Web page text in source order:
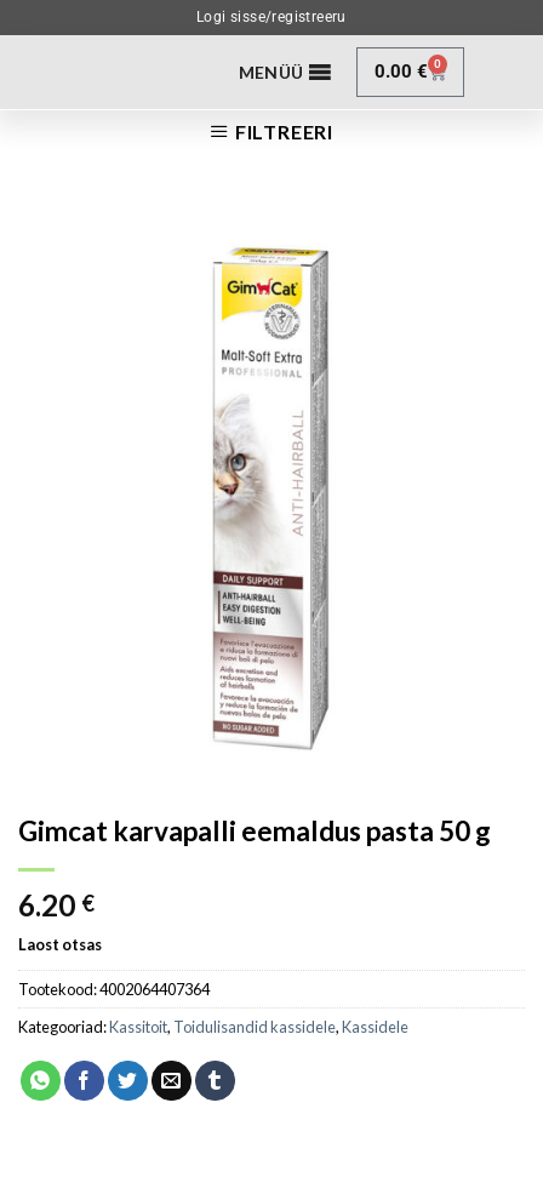
Logi sisse/registreeru
MENÜÜ 0.00€ 0
FILTREERI
Gimcat karvapalli eemaldus pasta 50 g
6.20 €
Laost otsas
Tootekood:4002064407364
Kategooriad:Kassitoit, Toidulisandid kassidele,Kassidele